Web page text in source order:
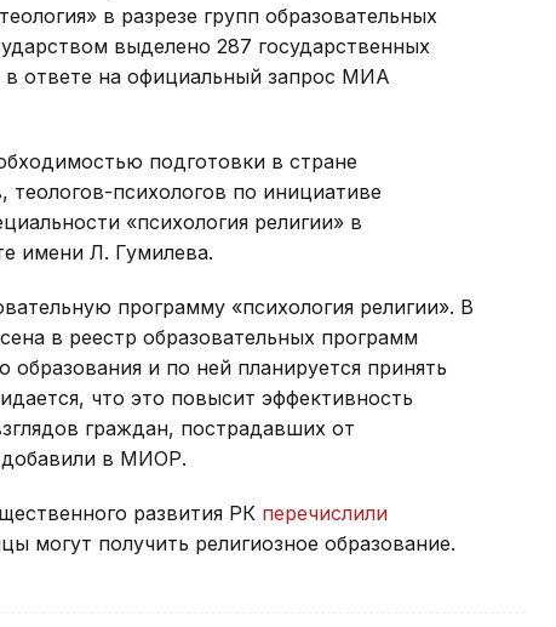
в разрезе групп образовательных
выделено 287 государственных
в ответе на официальный запрос МИА
подготовки в стране
теологов-психологов по инициативе
«психология религии» в
имени Л. Гумилева.
программу «психология религии». В
в реестр образовательных программ
и по ней планируется принять
что это повысит эффективность
граждан, пострадавших от
добавили в МИОР.
развития РК перечислили
могут получить религиозное образование.